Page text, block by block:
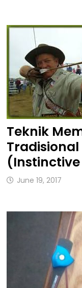
Teknik
June 19, 2017